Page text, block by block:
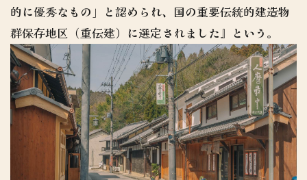
的に優秀なもの」と認められ、国の重要伝統的建造物
群保存地区（重伝建）に選定されました』という。